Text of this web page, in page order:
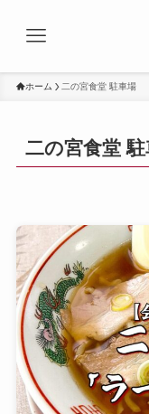
ホーム 二の宮食堂 駐車場
二の宮食堂